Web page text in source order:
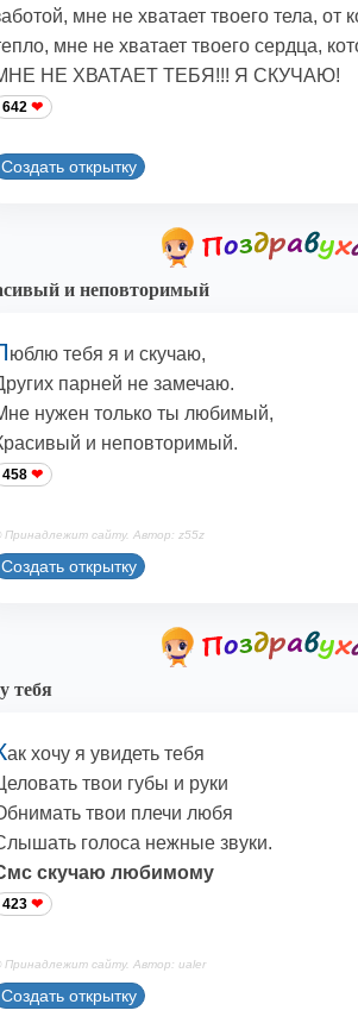
мне не хватает твоего тела, от
мне не хватает твоего сердца,
НЕ ХВАТАЕТ ТЕБЯ!!! Я СКУЧАЮ!
642
Создать открытку
и неповторимый
юблю тебя я и скучаю,
парней не замечаю.
нужен только ты любимый,
и неповторимый.
458
Принадлежит сайту. Автор: z55z
Создать открытку
тебя
ак хочу я увидеть тебя
твои губы и руки
твои плечи любя
голоса нежные звуки.
скучаю любимому
423
Принадлежит сайту. Автор: ualer
Создать открытку